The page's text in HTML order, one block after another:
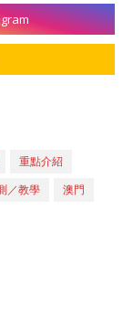
重點介紹
／教學
澳門